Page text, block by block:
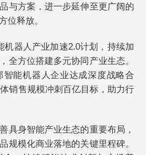
与方案，进一步延伸至更广阔的
位释放。
机器人产业加速2.0计划，持续加
全方位搭建多元协同产业生态。
能机器人企业达成深度战略合
销售规模冲刺百亿目标，助力行
具身智能产业生态的重要布局，
规模化商业落地的关键里程碑。